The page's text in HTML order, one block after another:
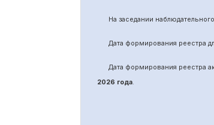
На заседании
Дата формирования реестра
Дата формирования реестра
2026 года.